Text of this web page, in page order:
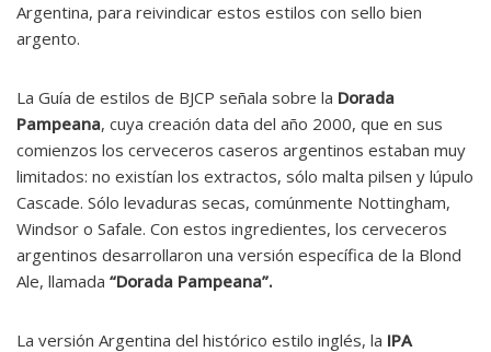
Argentina, para reivindicar estos estilos con sello bien
argento.
La Guía de estilos de BJCP señala sobre la Dorada
Pampeana, cuya creación data del año 2000, que en sus
comienzos los cerveceros caseros argentinos estaban muy
limitados: no existían los extractos, sólo malta pilsen y lúpulo
Cascade. Sólo levaduras secas, comúnmente Nottingham,
Windsor o Safale. Con estos ingredientes, los cerveceros
argentinos desarrollaron una versión específica de la Blond
Ale, llamada “Dorada Pampeana”.
La versión Argentina del histórico estilo inglés, la IPA